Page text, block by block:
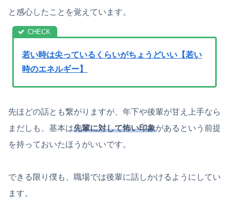
と感心したことを覚えています。
若い時は尖っているくらいがちょうどいい【若い
時のエネルギー】
先ほどの話とも繋がりますが、年下や後輩が甘え上手なら
まだしも、基本は先輩に対して怖い印象があるという前提
を持っておいたほうがいいです。
できる限り僕も、職場では後輩に話しかけるようにしてい
ます。